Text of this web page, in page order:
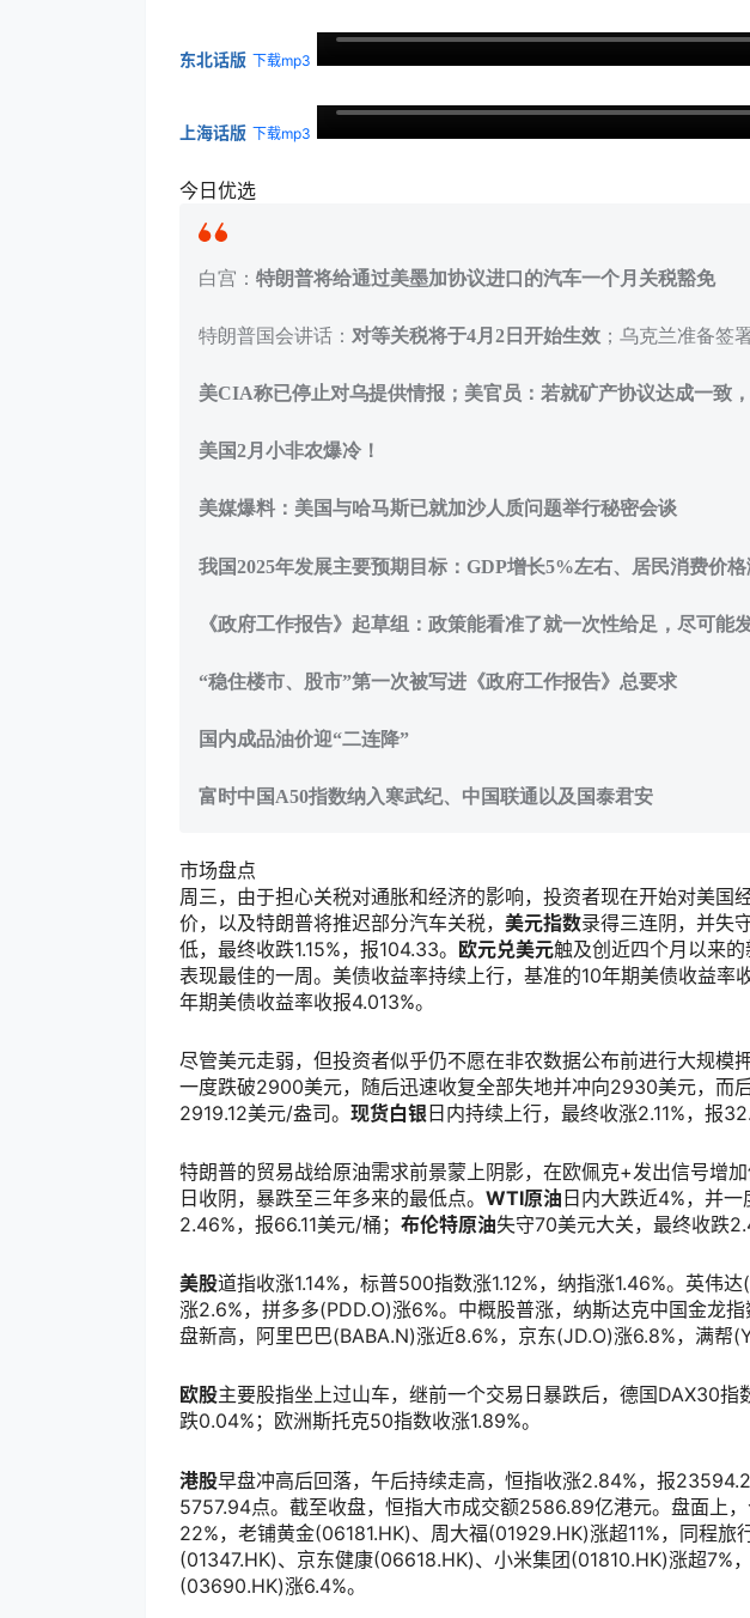
东北话版 下载mp3
上海话版 下载mp3
今日优选
白宫： 特朗普将给通过美墨加协议进口的汽车一个月关税豁免
特朗普国会讲话： 对等关税将于4月2日开始生效 ；乌克兰准备签
美CIA称已停止对乌提供情报；美官员：若就矿产协议达成一致
美国2月小非农爆冷！
美媒爆料：美国与哈马斯已就加沙人质问题举行秘密会谈
我国2025年发展主要预期目标：GDP增长5%左右、居民消费价
《政府工作报告》起草组：政策能看准了就一次性给足，尽可能
“稳住楼市、股市”第一次被写进《政府工作报告》总要求
国内成品油价迎“二连降”
富时中国A50指数纳入寒武纪、中国联通以及国泰君安
市场盘点
周三，由于担心关税对通胀和经济的影响，投资者现在开始对美国
价，以及特朗普将推迟部分汽车关税， 美元指数录得三连阴，并失
低，最终收跌1.15%，报104.33。 欧元兑美元触及创近四个月以来
表现最佳的一周。美债收益率持续上行，基准的10年期美债收益率
年期美债收益率收报4.013%。
尽管美元走弱，但投资者似乎仍不愿在非农数据公布前进行大规模押
一度跌破2900美元，随后迅速收复全部失地并冲向2930美元，而
2919.12美元/盎司。 现货白银日内持续上行，最终收涨2.11%，报
特朗普的贸易战给原油需求前景蒙上阴影，在欧佩克+发出信号增
日收阴，暴跌至三年多来的最低点。 WTI原油日内大跌近4%，并
2.46%，报66.11美元/桶； 布伦特原油失守70美元大关，最终收跌
美股道指收涨1.14%，标普500指数涨1.12%，纳指涨1.46%。英伟
涨2.6%，拼多多(PDD.O)涨6%。中概股普涨，纳斯达克中国金龙
盘新高，阿里巴巴(BABA.N)涨近8.6%，京东(JD.O)涨6.8%，满帮
欧股主要股指坐上过山车，继前一个交易日暴跌后，德国DAX30
跌0.04%；欧洲斯托克50指数收涨1.89%。
港股早盘冲高后回落，午后持续走高，恒指收涨2.84%，报
5757.94点。截至收盘，恒指大市成交额2586.89亿港元。盘面上
22%，老铺黄金(06181.HK)、周大福(01929.HK)涨超11%，同程
(01347.HK)、京东健康(06618.HK)、小米集团(01810.HK)涨超7%
(03690.HK)涨6.4%。